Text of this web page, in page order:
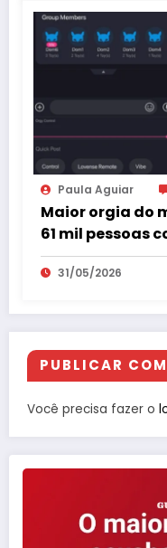
Paula Aguiar
Maior orgia do
61 mil pessoas
31/05/2026
PUBLICAR
Você precisa fazer o